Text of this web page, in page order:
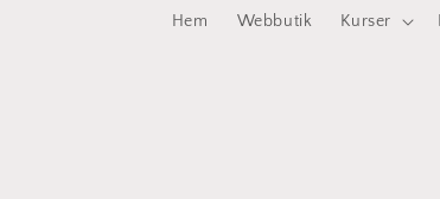
Hem Webbutik Kurser